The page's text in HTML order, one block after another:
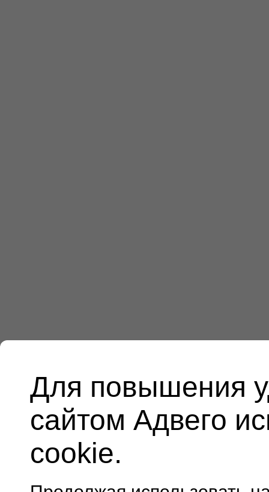
Для повышения
сайтом Адвего
cookie.